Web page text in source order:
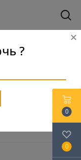
?
- Каучук
0
0